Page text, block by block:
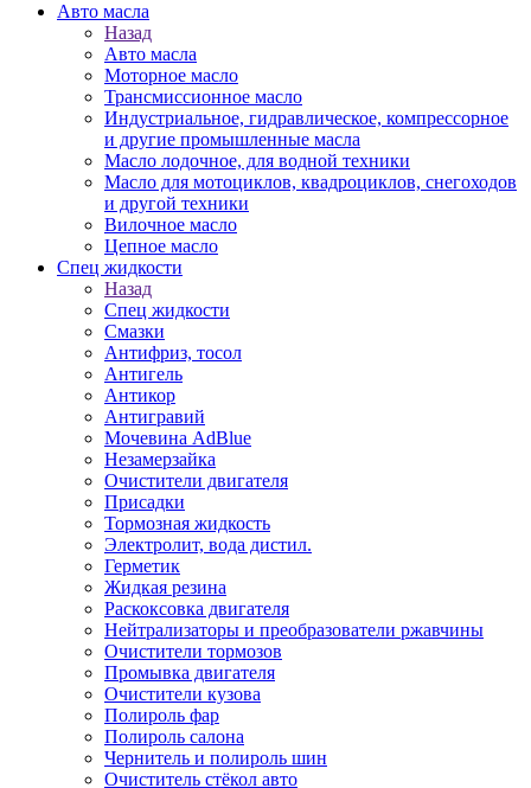
Авто масла
Назад
Авто масла
Моторное масло
Трансмиссионное масло
Индустриальное, гидравлическое, компрессорное
и другие промышленные масла
Масло лодочное, для водной техники
Масло для мотоциклов, квадроциклов, снегоходов
и другой техники
Вилочное масло
Цепное масло
Спец жидкости
Назад
Спец жидкости
Смазки
Антифриз, тосол
Антигель
Антикор
Антигравий
Мочевина AdBlue
Незамерзайка
Очистители двигателя
Присадки
Тормозная жидкость
Электролит, вода дистил.
Герметик
Жидкая резина
Раскоксовка двигателя
Нейтрализаторы и преобразователи ржавчины
Очистители тормозов
Промывка двигателя
Очистители кузова
Полироль фар
Полироль салона
Чернитель и полироль шин
Очиститель стёкол авто